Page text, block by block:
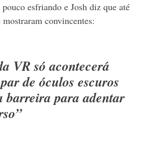
esfriando e Josh diz que até
mostraram convincentes:
VR só acontecerá
de óculos escuros
barreira para adentar